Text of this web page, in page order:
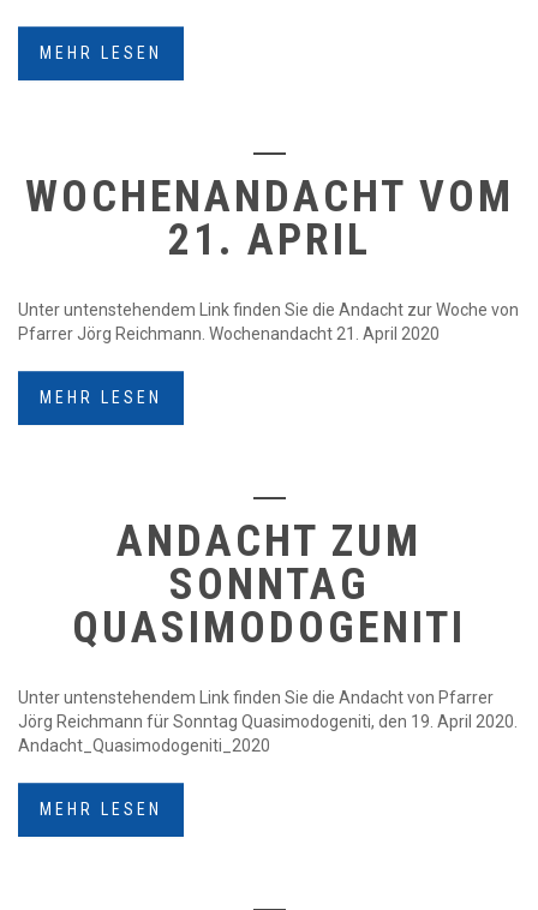
MEHR LESEN
WOCHENANDACHT VOM
21. APRIL
Unter untenstehendem Link finden Sie die Andacht zur Woche von
Pfarrer Jörg Reichmann. Wochenandacht 21. April 2020
MEHR LESEN
ANDACHT ZUM
SONNTAG
QUASIMODOGENITI
Unter untenstehendem Link finden Sie die Andacht von Pfarrer
Jörg Reichmann für Sonntag Quasimodogeniti, den 19. April 2020.
Andacht_Quasimodogeniti_2020
MEHR LESEN